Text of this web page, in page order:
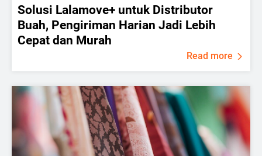
Solusi Lalamove+ untuk Distributor
Buah, Pengiriman Harian Jadi Lebih
Cepat dan Murah
Read more